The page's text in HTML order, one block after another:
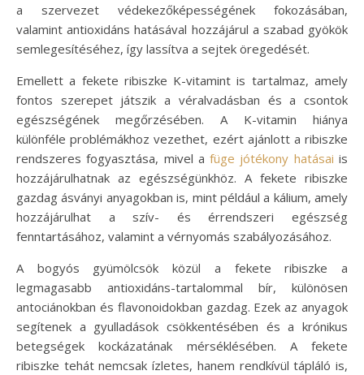
a szervezet védekezőképességének fokozásában,
valamint antioxidáns hatásával hozzájárul a szabad gyökök
semlegesítéséhez, így lassítva a sejtek öregedését.
Emellett a fekete ribiszke K-vitamint is tartalmaz, amely
fontos szerepet játszik a véralvadásban és a csontok
egészségének megőrzésében. A K-vitamin hiánya
különféle problémákhoz vezethet, ezért ajánlott a ribiszke
rendszeres fogyasztása, mivel afüge jótékony hatásai is
hozzájárulhatnak az egészségünkhöz. A fekete ribiszke
gazdag ásványi anyagokban is, mint például a kálium, amely
hozzájárulhat a szív- és érrendszeri egészség
fenntartásához, valamint a vérnyomás szabályozásához.
A bogyós gyümölcsök közül a fekete ribiszke a
legmagasabb antioxidáns-tartalommal bír, különösen
antociánokban és flavonoidokban gazdag. Ezek az anyagok
segítenek a gyulladások csökkentésében és a krónikus
betegségek kockázatának mérséklésében. A fekete
ribiszke tehát nemcsak ízletes, hanem rendkívül tápláló is,